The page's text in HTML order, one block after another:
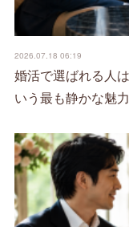
2026.07.18 06:19
婚活で選ばれる人
いう最も静かな魅